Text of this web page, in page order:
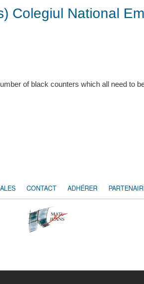
Colegiul National
of black counters which all need to
CONTACT ADHÉRER